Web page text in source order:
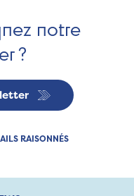
notre
?
RAISONNÉS